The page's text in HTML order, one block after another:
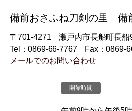
備前おさふね刀剣の里 備
〒701-4271 瀬戸内市長船町長船
Tel：0869-66-7767 Fax：0869-
メールでのお問い合わせ
開館時間